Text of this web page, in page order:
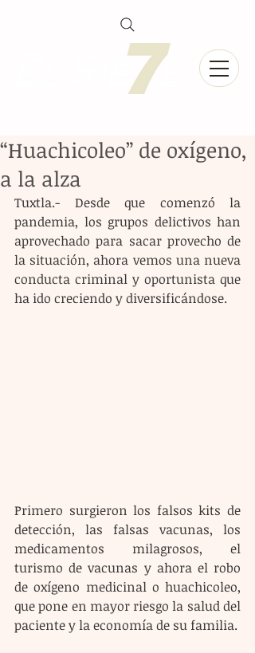
“Huachicoleo” de oxígeno,
a la alza
Tuxtla.- Desde que comenzó la
pandemia, los grupos delictivos han
aprovechado para sacar provecho de
la situación, ahora vemos una nueva
conducta criminal y oportunista que
ha ido creciendo y diversificándose.
Primero surgieron los falsos kits de
detección, las falsas vacunas, los
medicamentos milagrosos, el
turismo de vacunas y ahora el robo
de oxígeno medicinal o huachicoleo,
que pone en mayor riesgo la salud del
paciente y la economía de su familia.